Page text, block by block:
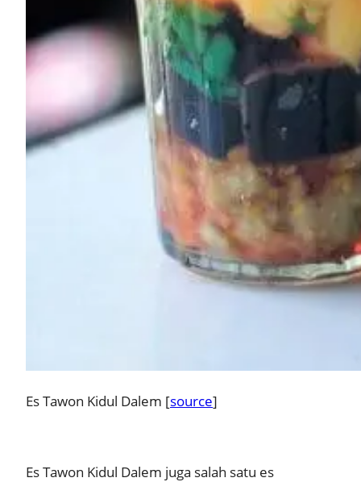
Es Tawon Kidul Dalem [source]
Es Tawon Kidul Dalem juga salah satu es